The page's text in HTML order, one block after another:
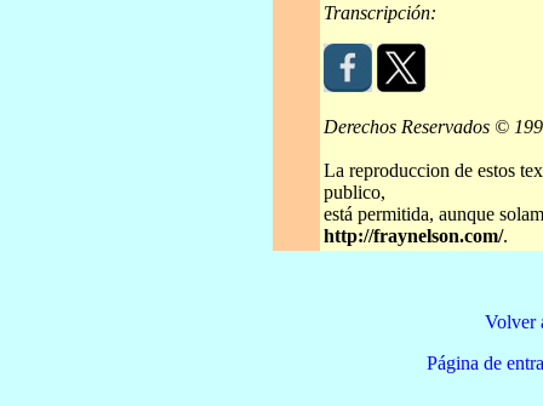
Transcripción:
Derechos Reservados ©
La reproduccion de estos
publico,
está permitida, aunque
http://fraynelson.com/.
Volver
Página de